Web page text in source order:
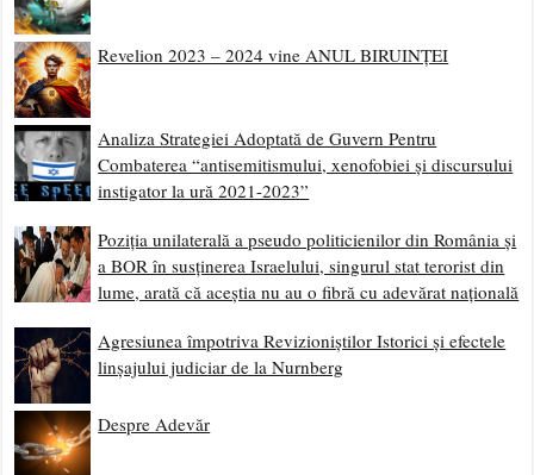
Revelion 2023 – 2024 vine ANUL BIRUINȚEI
Analiza Strategiei Adoptată de Guvern Pentru
Combaterea “antisemitismului, xenofobiei și discursului
instigator la ură 2021-2023”
Poziția unilaterală a pseudo politicienilor din România și
a BOR în susținerea Israelului, singurul stat terorist din
lume, arată că aceștia nu au o fibră cu adevărat națională
Agresiunea împotriva Revizioniștilor Istorici și efectele
linșajului judiciar de la Nurnberg
Despre Adevăr